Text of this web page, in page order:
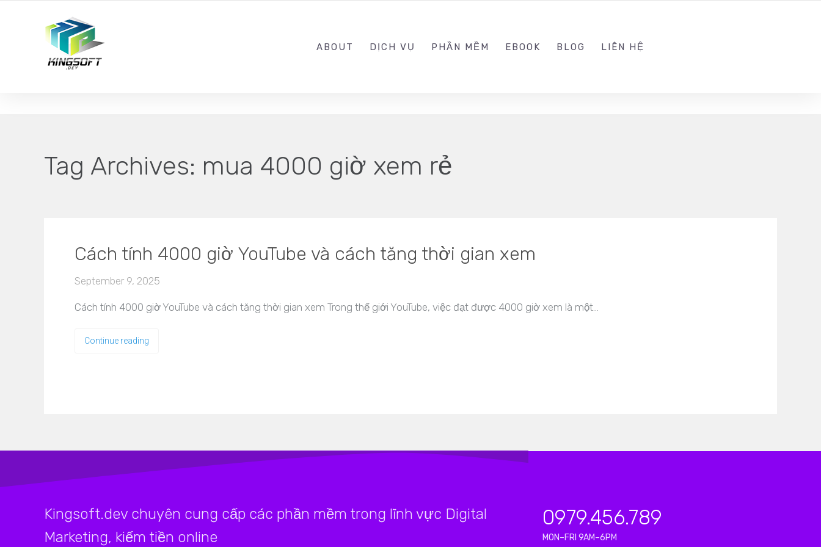
ABOUT DỊCH VỤ PHẦN MỀM EBOOK BLOG LIÊN HỆ
Tag Archives: mua 4000 giờ xem rẻ
Cách tính 4000 giờ YouTube và cách tăng thời gian xem
September 9, 2025
Cách tính 4000 giờ YouTube và cách tăng thời gian xem Trong thế giới YouTube, việc đạt được 4000 giờ xem là một…
Continue reading
Kingsoft.dev chuyên cung cấp các phần mềm trong lĩnh vực Digital
Marketing, kiếm tiền online
0979.456.789
MON–FRI 9AM–6PM